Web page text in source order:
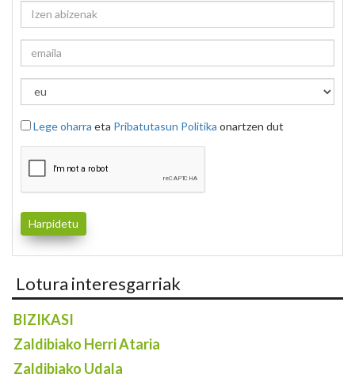
Lege oharra eta Pribatutasun Politika onartzen dut
Lotura interesgarriak
BIZIKASI
Zaldibiako Herri Ataria
Zaldibiako Udala